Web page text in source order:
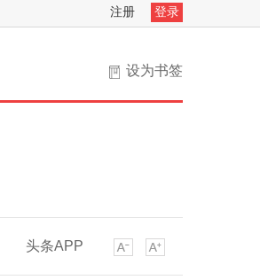
注册 登录
设为书签
头条APP